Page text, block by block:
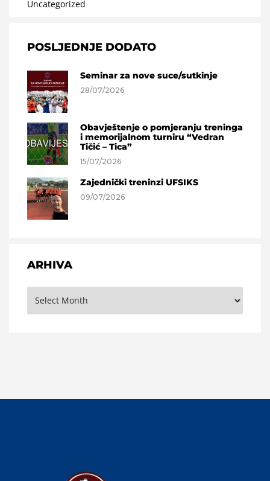
Uncategorized
POSLJEDNJE DODATO
Seminar za nove suce/sutkinje
28/07/2026
Obavještenje o pomjeranju treninga
i memorijalnom turniru “Vedran
Tičić – Tica”
15/07/2026
Zajednički treninzi UFSIKS
09/07/2026
ARHIVA